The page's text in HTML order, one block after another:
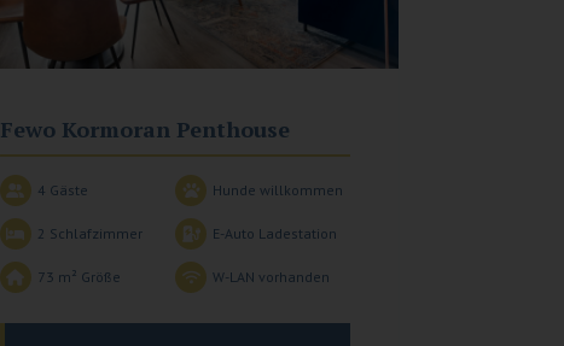
Fewo Kormoran Penthouse
4 Gäste
2 Schlafzimmer
73 m² Größe
Hunde willkommen
E-Auto Ladestation
W-LAN vorhanden